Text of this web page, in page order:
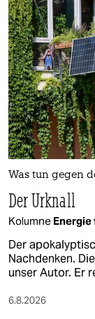
Was tun gegen
Der Urknall
Kolumne Energie
Der
Nachdenken.
unser Autor. Er
6.8.2026